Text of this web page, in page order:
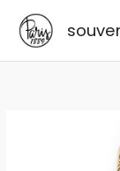
contenu